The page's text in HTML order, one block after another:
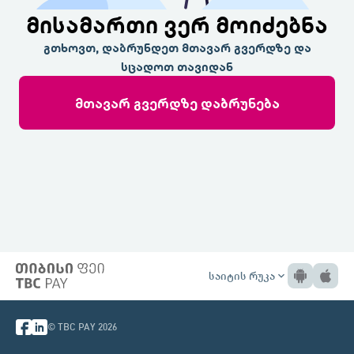
მისამართი ვერ მოიძებნა
გთხოვთ, დაბრუნდეთ მთავარ გვერდზე და
სცადოთ თავიდან
მთავარ გვერდზე დაბრუნება
საიტის რუკა expand_more
© TBC PAY 2026